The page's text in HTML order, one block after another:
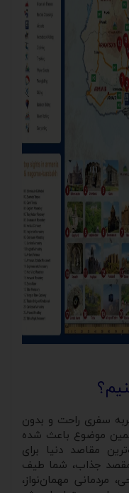
سفری راحت و بدون
موضوع باعث شده
مقاصد دنیا برای
مقصد جذاب، شما طیف
مردمانی مهمان‌نواز،